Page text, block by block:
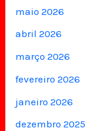
maio 2026
abril 2026
março 2026
fevereiro 2026
janeiro 2026
dezembro 2025